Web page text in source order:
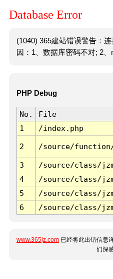
Database Error
(1040) 365建站错误警告：
因：1、数据库密码不对; 2、
PHP Debug
No. File
1
/index.php
2 /source/
3 /source/class/
4
/source/class/
5
/source/class/
6
/source/class/
www.365jz.com 已经将此出错信息
们深